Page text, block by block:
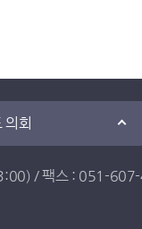
의회
/ 팩스 : 051-